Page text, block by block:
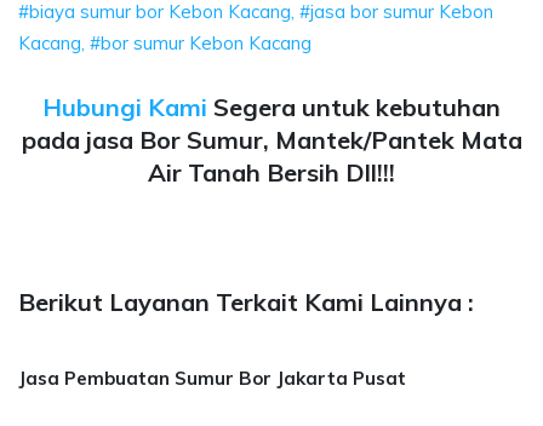
#biaya sumur bor Kebon Kacang, #jasa bor sumur Kebon
Kacang, #bor sumur Kebon Kacang
Hubungi Kami Segera untuk kebutuhan
pada jasa Bor Sumur, Mantek/Pantek Mata
Air Tanah Bersih Dll!!!
Berikut Layanan Terkait Kami Lainnya :
Jasa Pembuatan Sumur Bor Jakarta Pusat